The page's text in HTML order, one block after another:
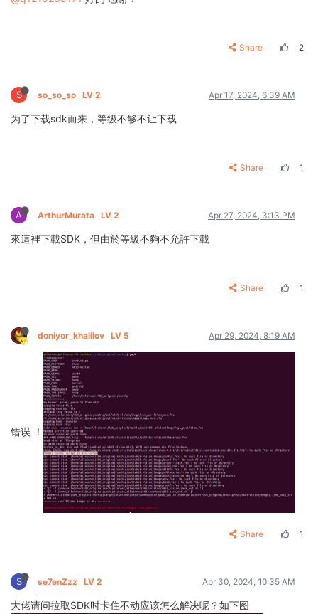
Share 2
S so_so_so LV 2 Apr 17, 2024, 6:39 AM
为了下载sdk而来，等级不够不让下载
Share 1
A ArthurMurata LV 2 Apr 27, 2024, 3:13 PM
來這裡下載SDK，但由於等級不夠不允許下載
Share 1
doniyor_khalilov LV 5 Apr 29, 2024, 8:19 AM
错误 ！
Share 1
S se7enZzz LV 2 Apr 30, 2024, 10:35 AM
大佬请问拉取SDK时卡住不动应该怎么解决呢？如下图